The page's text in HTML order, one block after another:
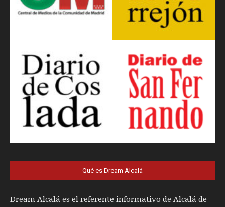
Qué es Dream Alcalá
Dream Alcalá es el referente informativo de Alcalá de